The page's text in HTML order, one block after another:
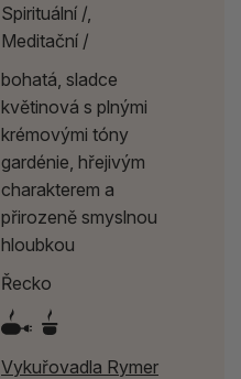
Spirituální /,
Meditační /
bohatá, sladce
květinová s plnými
krémovými tóny
gardénie, hřejivým
charakterem a
přirozeně smyslnou
hloubkou
Řecko
Vykuřovadla Rymer